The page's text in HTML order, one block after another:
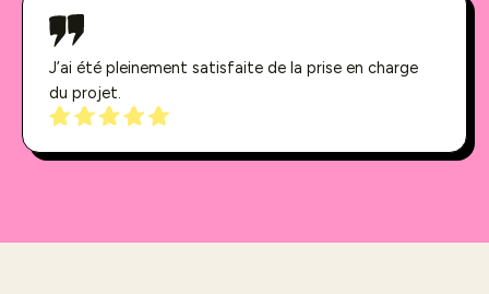
J’ai été pleinement satisfaite de la prise en charge
du projet.